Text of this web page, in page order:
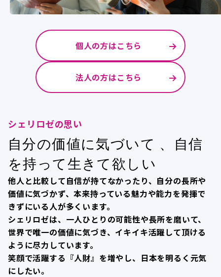
個人の方はこちら
法人の方はこちら
シェリロゼの思い
自分の価値に気づいて 、自信
を持って生きて欲しい
他人と比較して自信が持てなかったり、自分の長所や
価値に気づかず、本来持っている魅力や能力を発揮で
きずにいる人が多くいます。
シェリロゼは、一人ひとりの可能性や長所を磨いて、
世界で唯一の価値に気づき、イキイキ活躍して頂ける
ように尽力しています。
笑顔で活躍する『人財』を増やし、日本を明るく元気
にしたい。